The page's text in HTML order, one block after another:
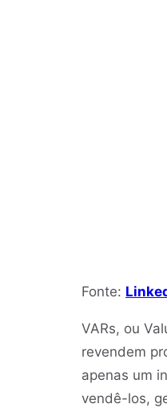
Fonte:
VARs, ou
revendem
apenas um
vendê-los,